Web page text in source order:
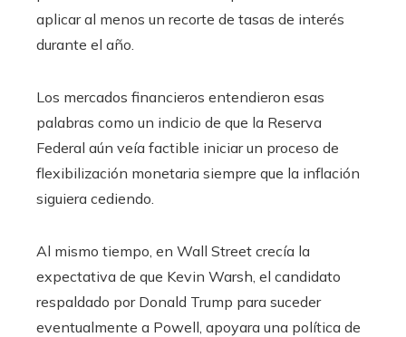
aplicar al menos un recorte de tasas de interés
durante el año.
Los mercados financieros entendieron esas
palabras como un indicio de que la Reserva
Federal aún veía factible iniciar un proceso de
flexibilización monetaria siempre que la inflación
siguiera cediendo.
Al mismo tiempo, en Wall Street crecía la
expectativa de que Kevin Warsh, el candidato
respaldado por Donald Trump para suceder
eventualmente a Powell, apoyara una política de